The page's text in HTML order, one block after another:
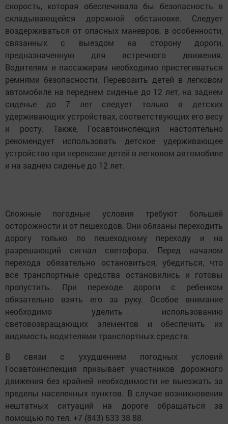
скорость, которая обеспечивала бы безопасность в
складывающейся дорожной обстановке. Следует
воздерживаться от опасных маневров, в особенности,
связанных с выездом на сторону дороги,
предназначенную для встречного движения.
Водителям и пассажирам необходимо пристегиваться
ремнями безопасности. Перевозить детей в легковом
автомобиле на переднем сиденье до 12 лет, на заднем
сиденье до 7 лет следует только в детских
удерживающих устройствах, соответствующих его весу
и росту. Также, Госавтоинспекция настоятельно
рекомендует использовать детское удерживающее
устройство при перевозке детей в легковом автомобиле
и на заднем сиденье до 12 лет.
Сложные погодные условия требуют большей
осторожности и от пешеходов. Они обязаны переходить
дорогу только по пешеходному переходу и на
разрешающий сигнал светофора. Перед началом
перехода обязательно остановиться, убедиться, что
все транспортные средства остановились и готовы
пропустить. При переходе дороги с ребенком
обязательно взять его за руку. Особое внимание
необходимо уделить использованию
световозвращающих элементов и обеспечить их
видимость водителями транспортных средств.
В связи с ухудшением погодных условий
Госавтоинспекция призывает участников дорожного
движения без крайней необходимости не выезжать за
пределы населенных пунктов. В случае возникновения
нештатных ситуаций на дороге обращаться за
помощью по тел. +7 (843) 533 38 88.